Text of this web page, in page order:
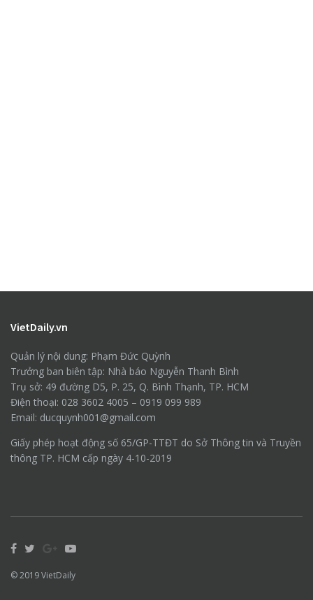
VietDaily.vn
Quản lý nội dung: Phạm Đức Quỳnh
Trưởng ban biên tập: Nhà báo Nguyễn Thanh Bình
Trụ sở: 49 đường D5, P. 25, Q. Bình Thạnh, TP. HCM
Điện thoại: 028 3602 4005 – 0919 099 989
Email: ducquynh001@gmail.com
Giấy phép hoạt động số 65/GP-TTĐT do Sở Thông tin và Truyền
thông TP. HCM cấp ngày 4-10-2019
© 2019VietDaily